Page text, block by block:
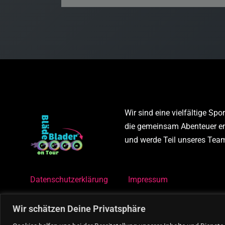
Wir schätzen Deine Privatsphäre
Wir sind eine vielfältige
die gemeinsam Abenteuer
und werde Teil unseres
Datenschutzerklärung Impressum